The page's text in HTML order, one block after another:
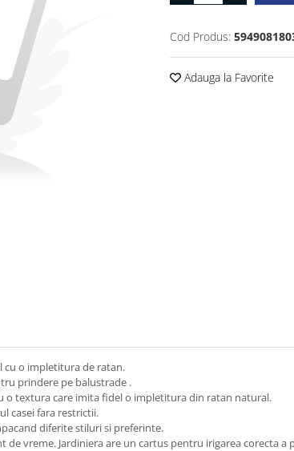
Cod Produs:
Adauga la Favorite
cu o impletitura de ratan.
prindere pe balustrade .
o textura care imita fidel o impletitura din ratan natural.
casei fara restrictii.
diferite stiluri si preferinte.
vreme. Jardiniera are un cartus pentru irigarea corecta